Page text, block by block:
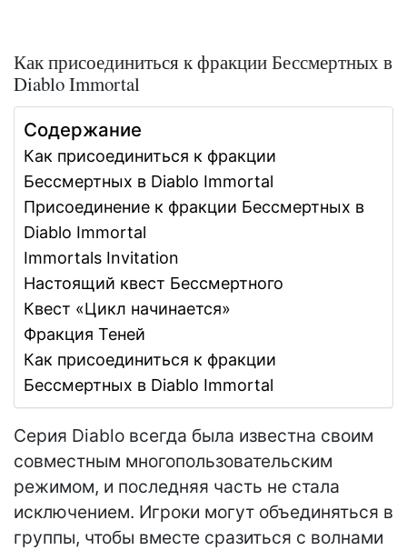
Как присоединиться к фракции Бессмертных в
Diablo Immortal
Содержание
Как присоединиться к фракции
Бессмертных в Diablo Immortal
Присоединение к фракции Бессмертных в
Diablo Immortal
Immortals Invitation
Настоящий квест Бессмертного
Квест «Цикл начинается»
Фракция Теней
Как присоединиться к фракции
Бессмертных в Diablo Immortal
Серия Diablo всегда была известна своим
совместным многопользовательским
режимом, и последняя часть не стала
исключением. Игроки могут объединяться в
группы, чтобы вместе сразиться с волнами